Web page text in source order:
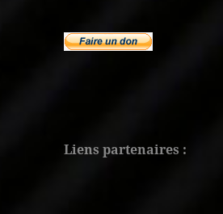
Liens partenaires :